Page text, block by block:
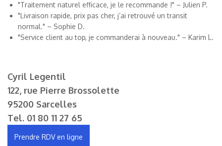
"Traitement naturel efficace, je le recommande !" – Julien P.
"Livraison rapide, prix pas cher, j’ai retrouvé un transit
normal." – Sophie D.
"Service client au top, je commanderai à nouveau." – Karim L.
Cyril Legentil
122, rue Pierre Brossolette
95200 Sarcelles
Tel. 01 80 11 27 65
Prendre RDV en ligne